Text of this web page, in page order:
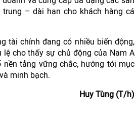
– dài hạn cho khách hàng cá
tài chính đang có nhiều biến động,
lệ cho thấy sự chủ động của Nam A
nền tảng vững chắc, hướng tới mục
minh bạch.
Huy Tùng (T/h)